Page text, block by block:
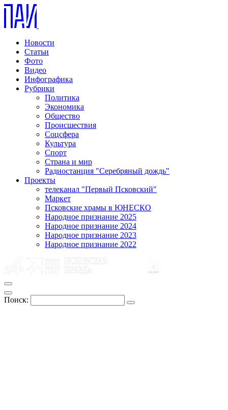
Новости
Статьи
Фото
Видео
Инфографика
Рубрики
Политика
Экономика
Общество
Происшествия
Соцсфера
Культура
Спорт
Страна и мир
Радиостанция "Серебряный дождь"
Проекты
телеканал "Первый Псковский"
Маркет
Псковские храмы в ЮНЕСКО
Народное признание 2025
Народное признание 2024
Народное признание 2023
Народное признание 2022
Поиск: